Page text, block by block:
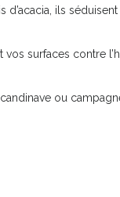
ils
surfaces contre
ou